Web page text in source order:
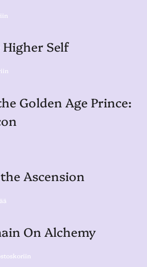
Self
Golden Age Prince:
Ascension
On Alchemy